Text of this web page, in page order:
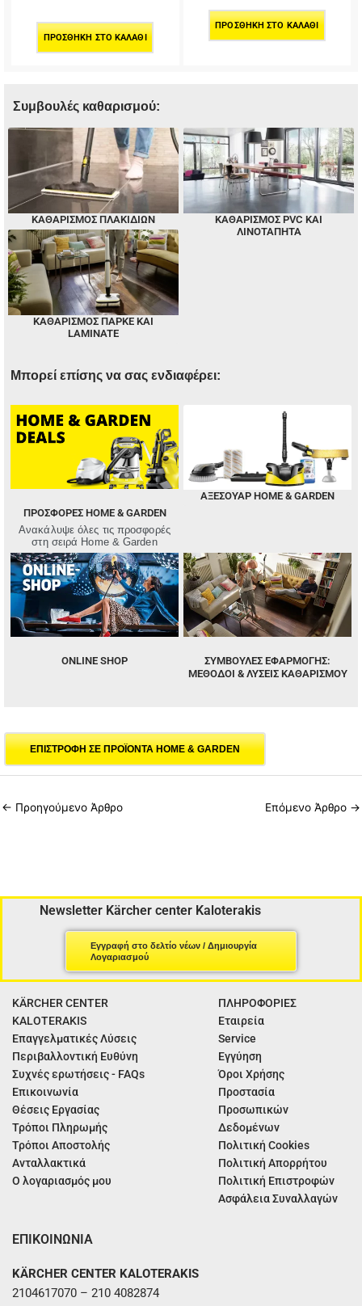
ΠΡΟΣΘΉΚΗ ΣΤΟ ΚΑΛΆΘΙ
ΠΡΟΣΘΉΚΗ ΣΤΟ ΚΑΛΆΘΙ
Συμβουλές καθαρισμού:
ΚΑΘΑΡΙΣΜΌΣ ΠΛΑΚΙΔΊΩΝ
ΚΑΘΑΡΙΣΜΌΣ PVC ΚΑΙ
ΛΙΝΟΤΆΠΗΤΑ
ΚΑΘΑΡΙΣΜΌΣ ΠΑΡΚΈ ΚΑΙ
LAMINATE
Μπορεί επίσης να σας ενδιαφέρει:
ΠΡΟΣΦΟΡΈΣ HOME & GARDEN
Ανακάλυψε όλες τις προσφορές
στη σειρά Home & Garden
ΑΞΕΣΟΥΑΡ HOME & GARDEN
ONLINE SHOP
ΣΥΜΒΟΥΛΕΣ ΕΦΑΡΜΟΓΗΣ:
ΜΈΘΟΔΟΙ & ΛΎΣΕΙΣ ΚΑΘΑΡΙΣΜΟΎ
ΕΠΙΣΤΡΟΦΗ ΣΕ ΠΡΟΪΟΝΤΑ HOME & GARDEN
← Προηγούμενο Άρθρο Επόμενο Άρθρο →
Newsletter Kärcher center Kaloterakis
Εγγραφή στο δελτίο νέων / Δημιουργία
Λογαριασμού
KÄRCHER CENTER
KALOTERAKIS
Επαγγελματικές Λύσεις
Περιβαλλοντική Ευθύνη
Συχνές ερωτήσεις - FAQs
Επικοινωνία
Θέσεις Εργασίας
Τρόποι Πληρωμής
Τρόποι Αποστολής
Ανταλλακτικά
Ο λογαριασμός μου
ΠΛΗΡΟΦΟΡΙΕΣ
Εταιρεία
Service
Εγγύηση
Όροι Χρήσης
Προστασία
Προσωπικών
Δεδομένων
Πολιτική Cookies
Πολιτική Απορρήτου
Πολιτική Επιστροφών
Ασφάλεια Συναλλαγών
ΕΠΙΚΟΙΝΩΝΙΑ
KÄRCHER CENTER KALOTERAKIS
2104617070 – 210 4082874